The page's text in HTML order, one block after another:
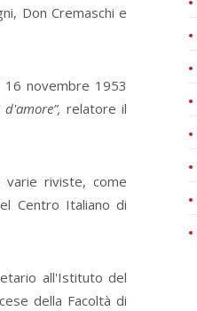
Don Cremaschi e
novembre 1953
d'amore”,relatore il
riviste, come
Centro Italiano di
all'Istituto del
della Facoltà di